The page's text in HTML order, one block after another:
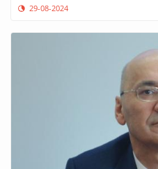
29-08-2024